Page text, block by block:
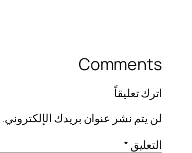
Comments
اترك تعليقاً
لن يتم نشر عنوان بريدك الإلكتروني.
التعليق *